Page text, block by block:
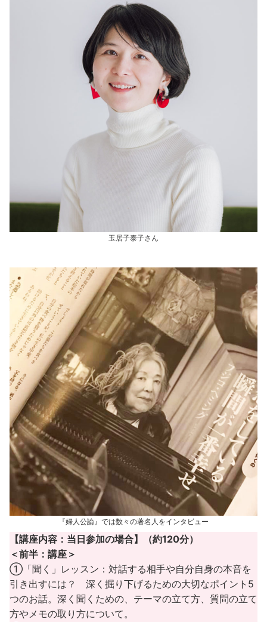
玉居子泰子さん
『婦人公論』では数々の著名人をインタビュー
【講座内容：当日参加の場合】（約120分）
＜前半：講座＞
①「聞く」レッスン：対話する相手や自分自身の本音を
引き出すには？ 深く掘り下げるための大切なポイント5
つのお話。深く聞くための、テーマの立て方、質問の立て
方やメモの取り方について。